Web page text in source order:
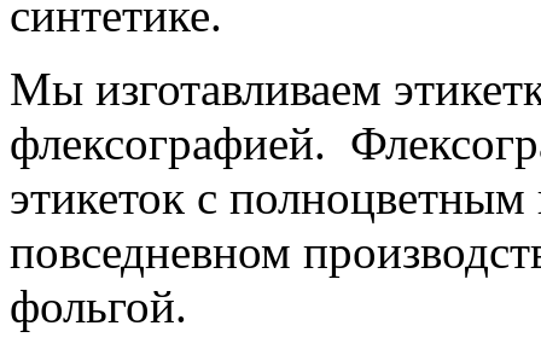
синтетике.
Мы изготавливаем
флексографией.
этикеток с
повседневном
фольгой.